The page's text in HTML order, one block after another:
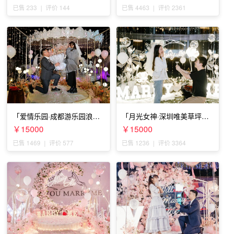
已售 233 | 评价 144 已售 4463 | 评价 2361
「爱情乐园·成都游乐园浪漫
求婚」
￥15000
已售 1469 | 评价 577
「月光女神·深圳唯美草坪浪
漫求婚」
￥15000
已售 1236 | 评价 3364